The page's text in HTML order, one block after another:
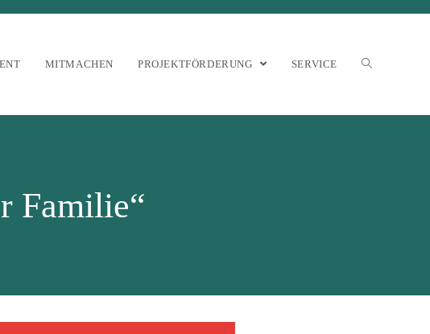
MITMACHEN PROJEKTFÖRDERUNG SERVICE
Familie“